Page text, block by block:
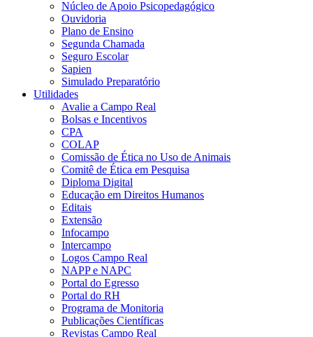
Núcleo de Apoio Psicopedagógico
Ouvidoria
Plano de Ensino
Segunda Chamada
Seguro Escolar
Sapien
Simulado Preparatório
Utilidades
Avalie a Campo Real
Bolsas e Incentivos
CPA
COLAP
Comissão de Ética no Uso de Animais
Comitê de Ética em Pesquisa
Diploma Digital
Educação em Direitos Humanos
Editais
Extensão
Infocampo
Intercampo
Logos Campo Real
NAPP e NAPC
Portal do Egresso
Portal do RH
Programa de Monitoria
Publicações Científicas
Revistas Campo Real